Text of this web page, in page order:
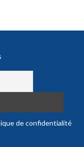
de confidentialité